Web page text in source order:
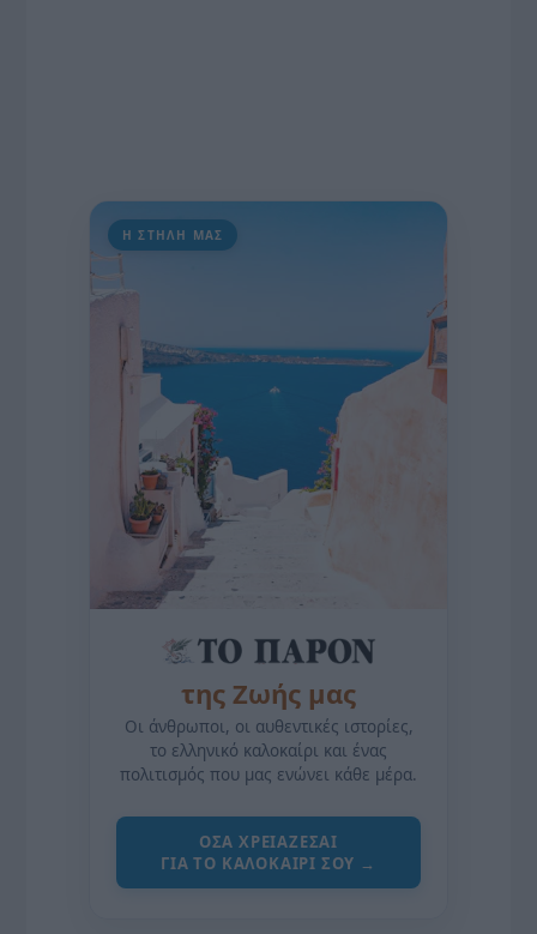
Η ΣΤΗΛΗ ΜΑΣ
της Ζωής μας
Οι άνθρωποι, οι αυθεντικές ιστορίες,
το ελληνικό καλοκαίρι και ένας
πολιτισμός που μας ενώνει κάθε μέρα.
ΌΣΑ ΧΡΕΙΆΖΕΣΑΙ
ΓΙΑ ΤΟ ΚΑΛΟΚΑΊΡΙ ΣΟΥ →